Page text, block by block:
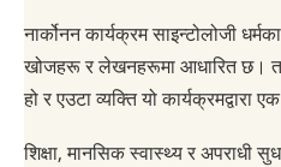
नार्कोनन कार्यक्रम साइन्टोलोजी
खोजहरू र लेखनहरूमा आधारित छ।
हो र एउटा व्यक्ति यो कार्यक्रमद्वारा
शिक्षा, मानसिक स्वास्थ्य र अपराधी